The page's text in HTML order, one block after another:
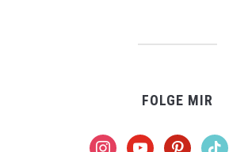
FOLGE MIR
instagramyoutubepinteresttiktok